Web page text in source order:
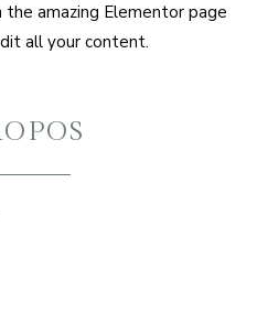
amazing Elementor page
all your content.